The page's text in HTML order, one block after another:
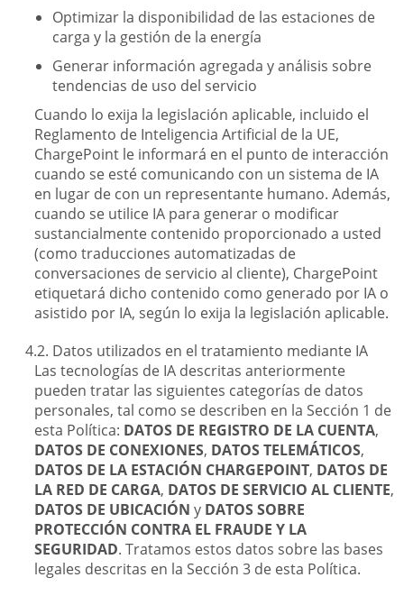
Optimizar la disponibilidad de las estaciones de
carga y la gestión de la energía
Generar información agregada y análisis sobre
tendencias de uso del servicio
Cuando lo exija la legislación aplicable, incluido el
Reglamento de Inteligencia Artificial de la UE,
ChargePoint le informará en el punto de interacción
cuando se esté comunicando con un sistema de IA
en lugar de con un representante humano. Además,
cuando se utilice IA para generar o modificar
sustancialmente contenido proporcionado a usted
(como traducciones automatizadas de
conversaciones de servicio al cliente), ChargePoint
etiquetará dicho contenido como generado por IA o
asistido por IA, según lo exija la legislación aplicable.
Datos utilizados en el tratamiento mediante IA
Las tecnologías de IA descritas anteriormente
pueden tratar las siguientes categorías de datos
personales, tal como se describen en la Sección 1 de
esta Política: DATOS DE REGISTRO DE LA CUENTA,
DATOS DE CONEXIONES, DATOS TELEMÁTICOS,
DATOS DE LA ESTACIÓN CHARGEPOINT, DATOS DE
LA RED DE CARGA, DATOS DE SERVICIO AL CLIENTE,
DATOS DE UBICACIÓN y DATOS SOBRE
PROTECCIÓN CONTRA EL FRAUDE Y LA
SEGURIDAD. Tratamos estos datos sobre las bases
legales descritas en la Sección 3 de esta Política.